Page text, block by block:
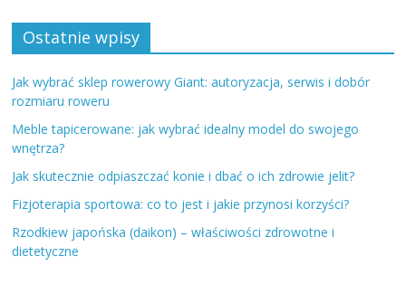
Ostatnie wpisy
Jak wybrać sklep rowerowy Giant: autoryzacja, serwis i dobór
rozmiaru roweru
Meble tapicerowane: jak wybrać idealny model do swojego
wnętrza?
Jak skutecznie odpiaszczać konie i dbać o ich zdrowie jelit?
Fizjoterapia sportowa: co to jest i jakie przynosi korzyści?
Rzodkiew japońska (daikon) – właściwości zdrowotne i
dietetyczne